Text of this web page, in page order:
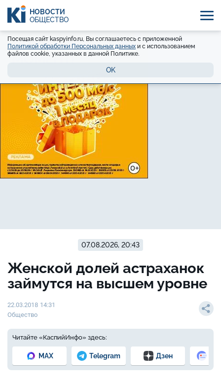
НОВОСТИ
ОБЩЕСТВО
Посещая сайт kaspyinfo.ru, Вы соглашаетесь с приложенной
Политикой обработки Персональных данных и с использованием
файлов cookie, указанных в данной Политике.
OK
07.08.2026, 20:43
Женской долей астраханок
займутся на высшем уровне
22.03.2018 14:31
Общество
Читайте «КаспийИнфо» здесь:
MAX Telegram Дзен